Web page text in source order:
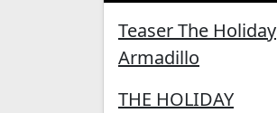
Teaser The Holiday
Armadillo
THE HOLIDAY